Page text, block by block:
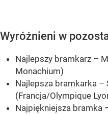
Wyróżnieni w
Najlepszy bramkarz –
Monachium)
Najlepsza bramkarka –
(Francja/Olympique
Najpiękniejsza bramka